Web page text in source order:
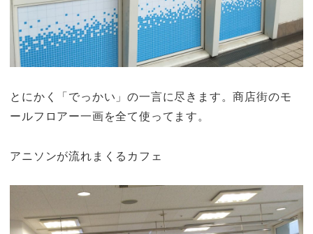
とにかく「でっかい」の一言に尽きます。商店街のモ
ールフロアー一画を全て使ってます。
アニソンが流れまくるカフェ